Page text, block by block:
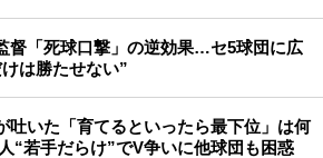
督「死球口撃」の逆効果…セ5球団に広
は勝たせない”
吐いた「育てるといったら最下位」は何
“若手だらけ”でV争いに他球団も困惑